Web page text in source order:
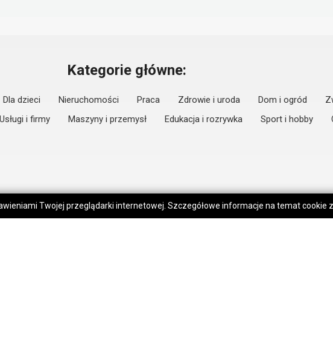
Kategorie główne:
Dla dzieci Nieruchomości Praca Zdrowie i uroda Dom i ogród
Usługi i firmy Maszyny i przemysł Edukacja i rozrywka Sport i hobby
Twojej przeglądarki internetowej. Szczegółowe informacje na temat cookie